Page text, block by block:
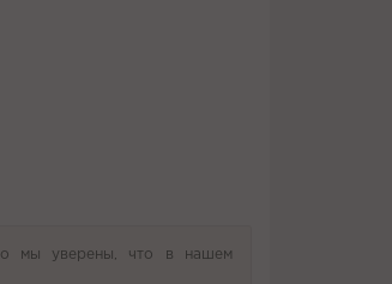
мы уверены, что в нашем